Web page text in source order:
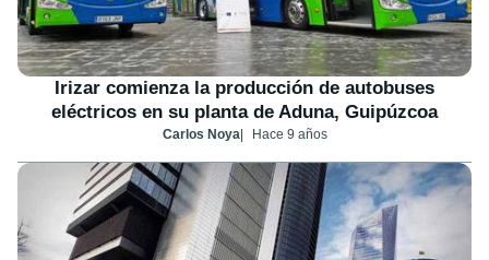
Irizar comienza la producción de autobuses
eléctricos en su planta de Aduna, Guipúzcoa
Carlos Noya Hace 9 años